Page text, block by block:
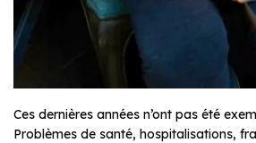
Ces dernières années n’ont pas été
Problèmes de santé, hospitalisations,